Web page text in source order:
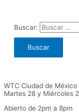
Buscar:
WTC Ciudad de México
Martes 28 y Miércoles
Abierto de 2pm a 8pm